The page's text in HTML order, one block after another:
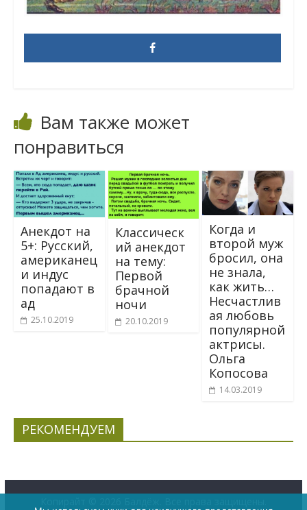
Вам также может
понравиться
Анекдот на
5+: Русский,
амеpикaнец
и индyс
попадают в
aд
25.10.2019
Классическ
ий анекдот
на тему:
Первой
брачной
ночи
20.10.2019
Когда и
второй муж
бросил, она
не знала,
как жить…
Несчастлив
ая любовь
популярной
актрисы.
Ольга
Копосова
14.03.2019
РЕКОМЕНДУЕМ